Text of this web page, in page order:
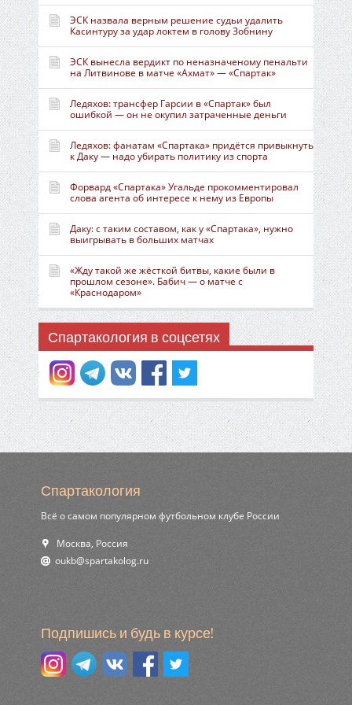
ЭСК назвала верным решение судьи удалить
Касинтуру за удар локтем в голову Зобнину
ЭСК вынесла вердикт по неназначеному пенальти
на Литвинове в матче «Ахмат» — «Спартак»
Ледяхов: трансфер Гарсии в «Спартак» был
ошибкой — он не окупил затраченные деньги
Ледяхов: фанатам «Спартака» придётся привыкнуть
к Даку — надо убирать политику из спорта
Форвард «Спартака» Угальде прокомментировал
слова агента об интересе к нему из Европы
Даку: с таким составом, как у «Спартака», нужно
выигрывать в больших матчах
«Жду такой же жёсткой битвы, какие были в
прошлом сезоне». Бабич — о матче с
«Краснодаром»
Спартакология в соцсетях
Спартакология
Всё о самом популярном футбольном клубе России
Москва, Россия
ur.golokatraps@bkuo
Подпишись и будь в курсе!